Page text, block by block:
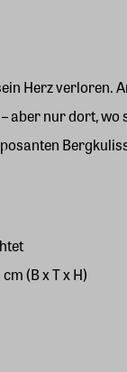
Herz verloren.
aber nur dort,
(B x T x H)